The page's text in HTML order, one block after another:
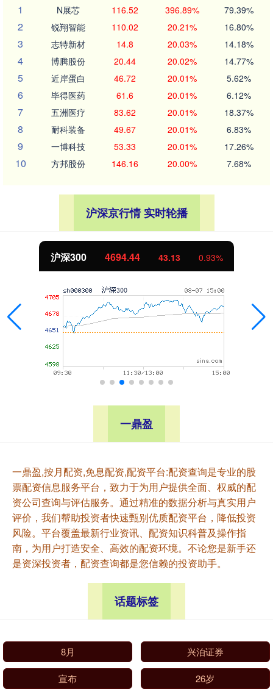
1
N展芯 116.52 396.89% 79.39%
2 锐翔智能 110.02 20.21% 16.80%
3 志特新材 14.8 20.03% 14.18%
4 博腾股份 20.44 20.02% 14.77%
5 近岸蛋白 46.72 20.01% 5.62%
6 毕得医药 61.6 20.01% 6.12%
7 五洲医疗 83.62 20.01% 18.37%
8 耐科装备 49.67 20.01% 6.83%
9 一博科技 53.33 20.01% 17.26%
10 方邦股份 146.16 20.00% 7.68%
沪深京行情 实时轮播
沪深300 4694.44 43.13 0.93%
一鼎盈
一鼎盈,按月配资,免息配资,配资平台:配资查询是专业的股
票配资信息服务平台，致力于为用户提供全面、权威的配
资公司查询与评估服务。通过精准的数据分析与真实用户
评价，我们帮助投资者快速甄别优质配资平台，降低投资
风险。平台覆盖最新行业资讯、配资知识科普及操作指
南，为用户打造安全、高效的配资环境。不论您是新手还
是资深投资者，配资查询都是您信赖的投资助手。
话题标签
8月 兴泊证券
宣布 26岁